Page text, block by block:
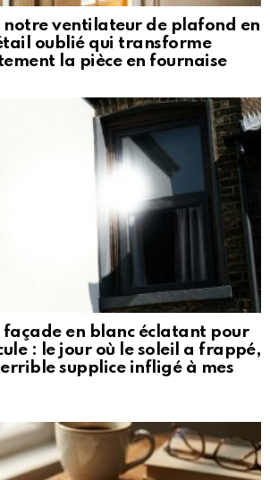
notre ventilateur de plafond en
oublié qui transforme
la pièce en fournaise
façade en blanc éclatant pour
: le jour où le soleil a frappé,
supplice infligé à mes